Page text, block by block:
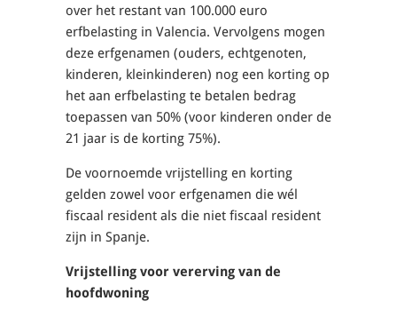
over het restant van 100.000 euro
erfbelasting in Valencia. Vervolgens mogen
deze erfgenamen (ouders, echtgenoten,
kinderen, kleinkinderen) nog een korting op
het aan erfbelasting te betalen bedrag
toepassen van 50% (voor kinderen onder de
21 jaar is de korting 75%).
De voornoemde vrijstelling en korting
gelden zowel voor erfgenamen die wél
fiscaal resident als die niet fiscaal resident
zijn in Spanje.
Vrijstelling voor vererving van de
hoofdwoning